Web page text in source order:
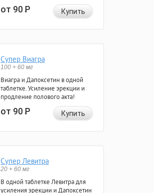
от 90Р Купить
Супер Виагра
100 + 60 мг
Виагра и Дапоксетин в одной
таблетке. Усиление эрекции и
продление полового акта!
от 90Р Купить
Супер Левитра
20 + 60 мг
В одной таблетке Левитра для
усиления эрекции и Дапоксетин